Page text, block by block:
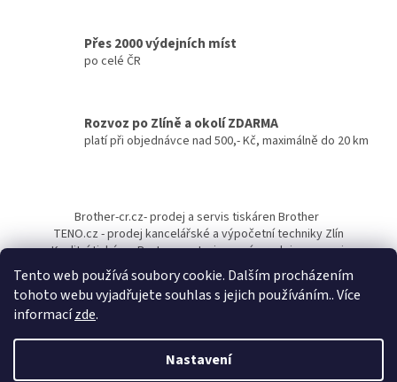
Tento web používá soubory cookie. Dalším procházením
tohoto webu vyjadřujete souhlas s jejich používáním.. Více
informacízde.
Nastavení
Přes 2000 výdejních míst
po celé ČR
Rozvoz po Zlíně a okolí ZDARMA
platí při objednávce nad 500,- Kč, maximálně do 20 km
a
Brother-cr.cz- prodej a servis tiskáren Brother
TENO.cz - prodej kancelářské a výpočetní techniky Zlín
Kvalitní tiskárny Pantum - autorizovaný prodejce a servis
Vytvořil Shoptet